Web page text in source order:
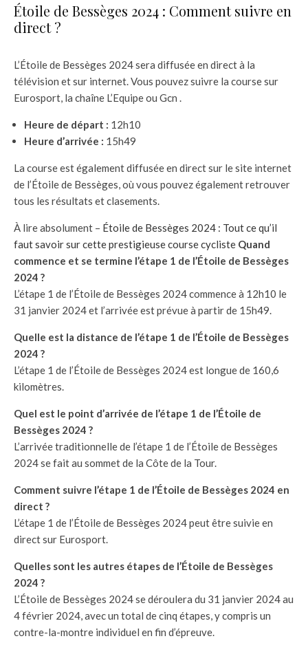
Étoile de Bessèges 2024 : Comment suivre en
direct ?
L’Étoile de Bessèges 2024 sera diffusée en direct à la
télévision et sur internet. Vous pouvez suivre la course sur
Eurosport, la chaîne L’Equipe ou Gcn .
Heure de départ : 12h10
Heure d’arrivée : 15h49
La course est également diffusée en direct sur le site internet
de l’Étoile de Bessèges, où vous pouvez également retrouver
tous les résultats et clasements.
À lire absolument – Étoile de Bessèges 2024 : Tout ce qu’il
faut savoir sur cette prestigieuse course cycliste Quand
commence et se termine l’étape 1 de l’Étoile de Bessèges
2024 ?
L’étape 1 de l’Étoile de Bessèges 2024 commence à 12h10 le
31 janvier 2024 et l’arrivée est prévue à partir de 15h49.
Quelle est la distance de l’étape 1 de l’Étoile de Bessèges
2024 ?
L’étape 1 de l’Étoile de Bessèges 2024 est longue de 160,6
kilomètres.
Quel est le point d’arrivée de l’étape 1 de l’Étoile de
Bessèges 2024 ?
L’arrivée traditionnelle de l’étape 1 de l’Étoile de Bessèges
2024 se fait au sommet de la Côte de la Tour.
Comment suivre l’étape 1 de l’Étoile de Bessèges 2024 en
direct ?
L’étape 1 de l’Étoile de Bessèges 2024 peut être suivie en
direct sur Eurosport.
Quelles sont les autres étapes de l’Étoile de Bessèges
2024 ?
L’Étoile de Bessèges 2024 se déroulera du 31 janvier 2024 au
4 février 2024, avec un total de cinq étapes, y compris un
contre-la-montre individuel en fin d’épreuve.